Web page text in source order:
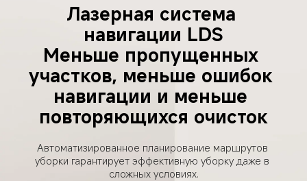
Лазерная система
навигации LDS
Меньше пропущенных
участков, меньше ошибок
навигации и меньше
повторяющихся очисток
Автоматизированное планирование маршрутов
уборки гарантирует эффективную уборку даже в
сложных условиях.